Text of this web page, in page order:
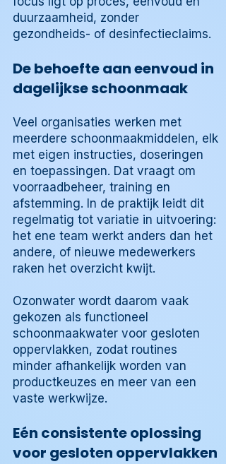
duurzaamheid, zonder
gezondheids- of desinfectieclaims.
De behoefte aan eenvoud in
dagelijkse schoonmaak
Veel organisaties werken met
meerdere schoonmaakmiddelen, elk
met eigen instructies, doseringen
en toepassingen. Dat vraagt om
voorraadbeheer, training en
afstemming. In de praktijk leidt dit
regelmatig tot variatie in uitvoering:
het ene team werkt anders dan het
andere, of nieuwe medewerkers
raken het overzicht kwijt.
Ozonwater wordt daarom vaak
gekozen als functioneel
schoonmaakwater voor gesloten
oppervlakken, zodat routines
minder afhankelijk worden van
productkeuzes en meer van een
vaste werkwijze.
Eén consistente oplossing
voor gesloten oppervlakken